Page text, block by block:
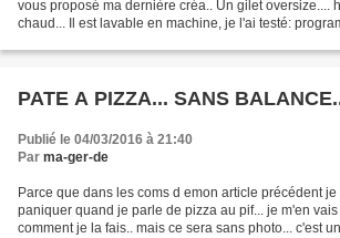
vous proposé ma dernière créa.. Un gilet oversize....
chaud... Il est lavable en machine, je l'ai testé:
PATE A PIZZA... SANS
Publié le 04/03/2016 à 21:40
Par ma-ger-de
Parce que dans les coms d emon article précédent
paniquer quand je parle de pizza au pif... je m'en
comment je la fais.. mais ce sera sans photo... c'est